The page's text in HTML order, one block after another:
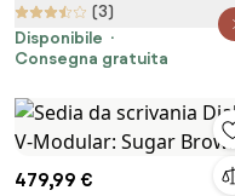
(3)
Disponibile
Consegna gratuita
479,99 €